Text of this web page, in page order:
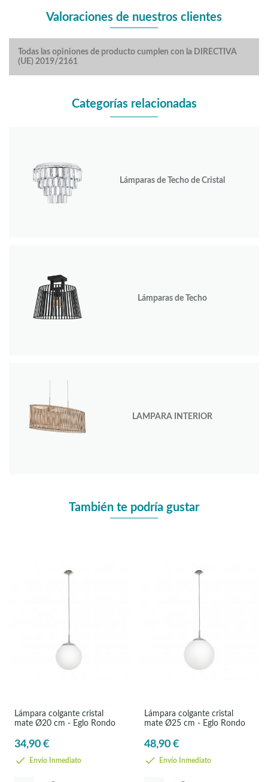
Valoraciones de nuestros clientes
Todas las opiniones de producto cumplen con la DIRECTIVA
(UE) 2019/2161
Categorías relacionadas
Lámparas de Techo de Cristal
Lámparas de Techo
LAMPARA INTERIOR
También te podría gustar
Lámpara colgante cristal
mate Ø20 cm - Eglo Rondo
34,90 €
Envío Inmediato
Lámpara colgante cristal
mate Ø25 cm - Eglo Rondo
48,90 €
Envío Inmediato